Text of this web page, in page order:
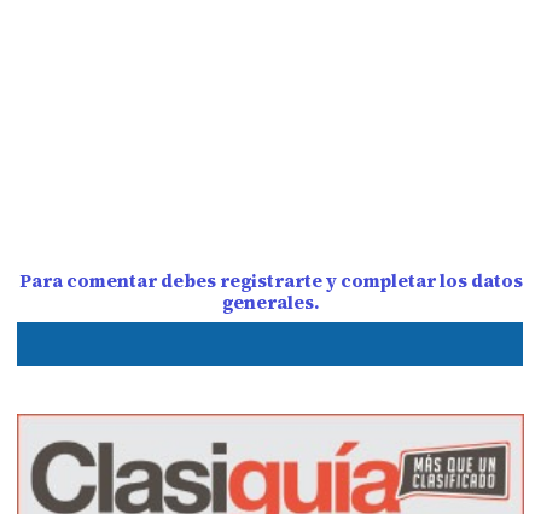
Para comentar debes registrarte y completar los datos
generales.